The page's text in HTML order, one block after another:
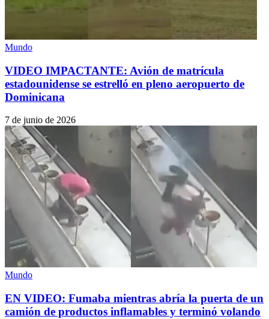
Mundo
VIDEO IMPACTANTE: Avión de matrícula
estadounidense se estrelló en pleno aeropuerto de
Dominicana
7 de junio de 2026
Mundo
EN VIDEO: Fumaba mientras abría la puerta de un
camión de productos inflamables y terminó volando